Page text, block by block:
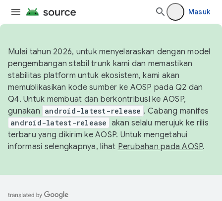
Masuk
Mulai tahun 2026, untuk menyelaraskan dengan model
pengembangan stabil trunk kami dan memastikan
stabilitas platform untuk ekosistem, kami akan
memublikasikan kode sumber ke AOSP pada Q2 dan
Q4. Untuk membuat dan berkontribusi ke AOSP,
gunakan android-latest-release . Cabang manifes
android-latest-release akan selalu merujuk ke rilis
terbaru yang dikirim ke AOSP. Untuk mengetahui
informasi selengkapnya, lihat Perubahan pada AOSP.